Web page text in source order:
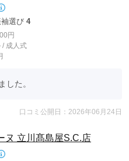
選び 4
円
/ 成人式
した。
口コミ公開日：2026年06月24日
ヌ 立川髙島屋S.C.店